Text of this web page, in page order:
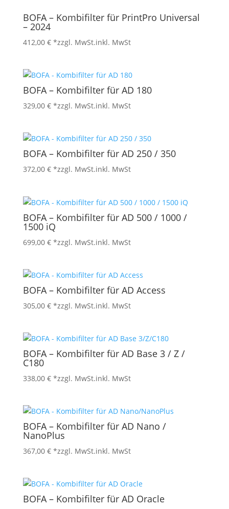
BOFA – Kombifilter für PrintPro Universal
– 2024
412,00 € *zzgl. MwSt.inkl. MwSt
BOFA – Kombifilter für AD 180
329,00 € *zzgl. MwSt.inkl. MwSt
BOFA – Kombifilter für AD 250 / 350
372,00 € *zzgl. MwSt.inkl. MwSt
BOFA – Kombifilter für AD 500 / 1000 /
1500 iQ
699,00 € *zzgl. MwSt.inkl. MwSt
BOFA – Kombifilter für AD Access
305,00 € *zzgl. MwSt.inkl. MwSt
BOFA – Kombifilter für AD Base 3 / Z /
C180
338,00 € *zzgl. MwSt.inkl. MwSt
BOFA – Kombifilter für AD Nano /
NanoPlus
367,00 € *zzgl. MwSt.inkl. MwSt
BOFA – Kombifilter für AD Oracle